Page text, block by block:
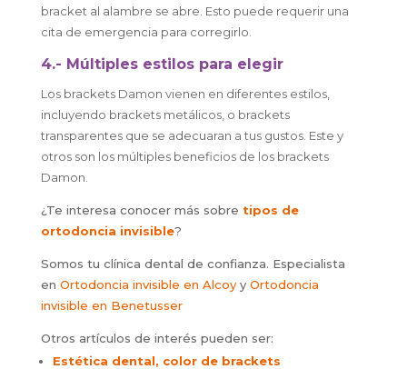
bracket al alambre se abre. Esto puede requerir una
cita de emergencia para corregirlo.
4.- Múltiples estilos para elegir
Los brackets Damon vienen en diferentes estilos,
incluyendo brackets metálicos, o brackets
transparentes que se adecuaran a tus gustos. Este y
otros son los múltiples beneficios de los brackets
Damon.
¿Te interesa conocer más sobre tipos de
ortodoncia invisible?
Somos tu clínica dental de confianza. Especialista
en Ortodoncia invisible en Alcoy y Ortodoncia
invisible en Benetusser
Otros artículos de interés pueden ser:
Estética dental, color de brackets